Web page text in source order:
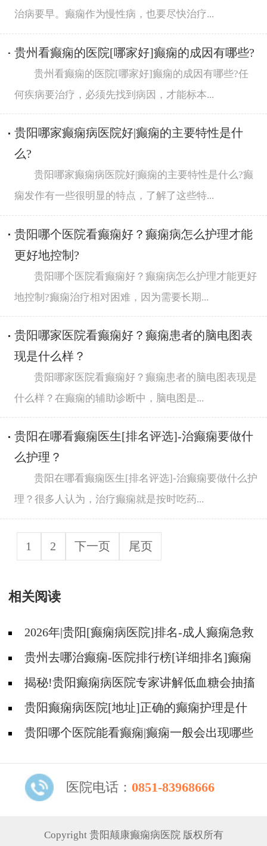
治病要早。癫痫作为慢性病，也要尽快治疗...
贵州看癫痫的医院[哪家好]癫痫的成因有哪些?
贵州看癫痫的医院[哪家好]癫痫的成因有哪些?任
何疾病要治疗，必须先找到病因，才能标本...
贵阳哪家癫痫病医院好|癫痫的主要特性是什
么?
贵阳哪家癫痫病医院好|癫痫的主要特性是什么?癫
痫发作有一些很明显的特点，了解了这些特...
贵阳哪个医院看癫痫好？癫痫病怎么护理才能
更好地控制?
贵阳哪个医院看癫痫好？癫痫病怎么护理才能更好
地控制?癫痫治疗相对困难，因为需要长期...
贵阳哪家医院看癫痫好？癫痫患者的脑电图表
现是什么样？
贵阳哪家医院看癫痫好？癫痫患者的脑电图表现是
什么样？在癫痫的辅助诊断中，脑电图是...
贵阳在哪看癫痫医生[排名评选]-治癫痫要做什
么护理？
贵阳在哪看癫痫医生[排名评选]-治癫痫要做什么护
理？很多人认为，治疗癫痫就是按时吃药...
1 2 下一页 尾页
相关阅读
2026年|贵阳[癫痫病医院]排名-成人癫痫急救
措施护理
贵州去哪治癫痫-医院排行榜[详细排名]癫痫
病人可以吃什么食物?
揭秘!贵阳癫痫病医院专家讲解低血糖会抽搐
吗?贵阳癫痫病医院[地址]正确的癫痫护理是什
么?贵阳哪个医院能看癫痫|癫痫一般会出现哪些
医院电话： 0851-83968666
Copyright 贵阳颠康癫痫病医院 版权所有